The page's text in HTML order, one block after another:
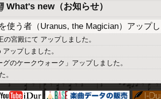
What's new（お知らせ）
使う者（Uranus, the Magician）アップ
宮殿にて アップしました。
ップしました。
のケークウォーク」アップしました。
。